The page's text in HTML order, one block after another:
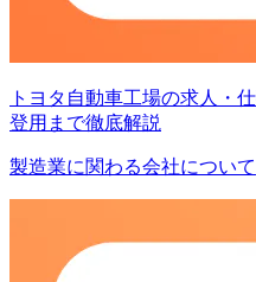
トヨタ自動車工場の求人・
登用まで徹底解説
製造業に関わる会社について